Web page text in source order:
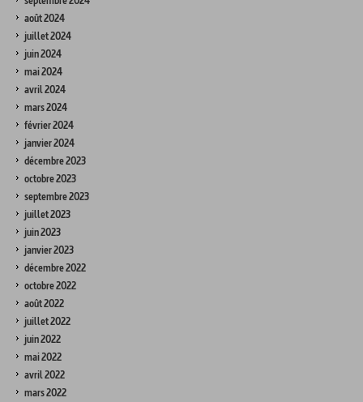
août 2024
juillet 2024
juin 2024
mai 2024
avril 2024
mars 2024
février 2024
janvier 2024
décembre 2023
octobre 2023
septembre 2023
juillet 2023
juin 2023
janvier 2023
décembre 2022
octobre 2022
août 2022
juillet 2022
juin 2022
mai 2022
avril 2022
mars 2022